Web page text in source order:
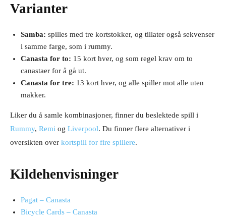
Varianter
Samba: spilles med tre kortstokker, og tillater også sekvenser
i samme farge, som i rummy.
Canasta for to: 15 kort hver, og som regel krav om to
canastaer for å gå ut.
Canasta for tre: 13 kort hver, og alle spiller mot alle uten
makker.
Liker du å samle kombinasjoner, finner du beslektede spill i
Rummy, Remi og Liverpool. Du finner flere alternativer i
oversikten over kortspill for fire spillere.
Kildehenvisninger
Pagat – Canasta
Bicycle Cards – Canasta